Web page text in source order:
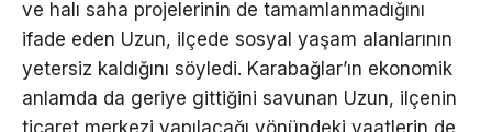
ve halı saha projelerinin de tamamlanmadığını
ifade eden Uzun, ilçede sosyal yaşam alanlarının
yetersiz kaldığını söyledi. Karabağlar’ın ekonomik
anlamda da geriye gittiğini savunan Uzun, ilçenin